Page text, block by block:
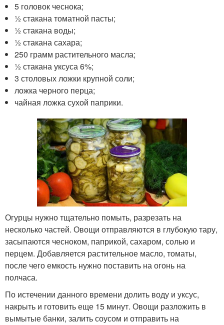
5 головок чеснока;
1⁄2 стакана томатной пасты;
1⁄2 стакана воды;
1⁄2 стакана сахара;
250 грамм растительного масла;
1⁄2 стакана уксуса 6%;
3 столовых ложки крупной соли;
ложка черного перца;
чайная ложка сухой паприки.
Огурцы нужно тщательно помыть, разрезать на
несколько частей. Овощи отправляются в глубокую тару,
засыпаются чесноком, паприкой, сахаром, солью и
перцем. Добавляется растительное масло, томаты,
после чего емкость нужно поставить на огонь на
полчаса.
По истечении данного времени долить воду и уксус,
накрыть и готовить еще 15 минут. Овощи разложить в
вымытые банки, залить соусом и отправить на